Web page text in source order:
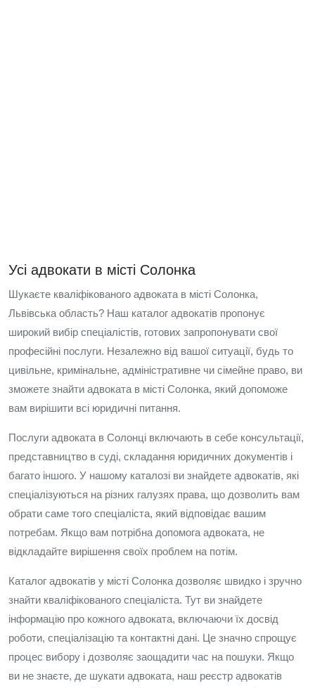
Усі адвокати в місті Солонка
Шукаєте кваліфікованого адвоката в місті Солонка,
Львівська область? Наш каталог адвокатів пропонує
широкий вибір спеціалістів, готових запропонувати свої
професійні послуги. Незалежно від вашої ситуації, будь то
цивільне, кримінальне, адміністративне чи сімейне право, ви
зможете знайти адвоката в місті Солонка, який допоможе
вам вирішити всі юридичні питання.
Послуги адвоката в Солонці включають в себе консультації,
представництво в суді, складання юридичних документів і
багато іншого. У нашому каталозі ви знайдете адвокатів, які
спеціалізуються на різних галузях права, що дозволить вам
обрати саме того спеціаліста, який відповідає вашим
потребам. Якщо вам потрібна допомога адвоката, не
відкладайте вирішення своїх проблем на потім.
Каталог адвокатів у місті Солонка дозволяє швидко і зручно
знайти кваліфікованого спеціаліста. Тут ви знайдете
інформацію про кожного адвоката, включаючи їх досвід
роботи, спеціалізацію та контактні дані. Це значно спрощує
процес вибору і дозволяє заощадити час на пошуки. Якщо
ви не знаєте, де шукати адвоката, наш реєстр адвокатів